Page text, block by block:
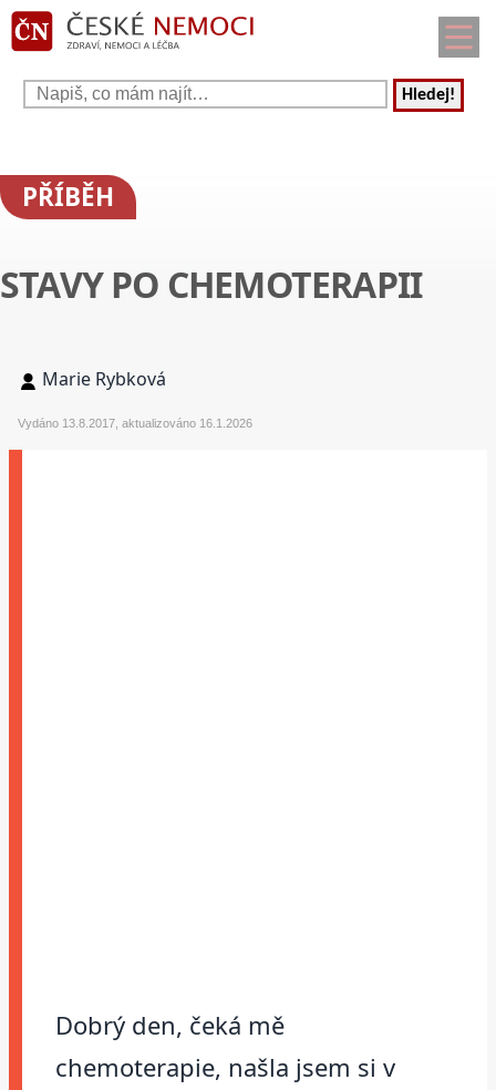
Hledej!
PŘÍBĚH
STAVY PO CHEMOTERAPII
Marie Rybková
Vydáno 13.8.2017, aktualizováno 16.1.2026
Dobrý den, čeká mě
chemoterapie, našla jsem si v